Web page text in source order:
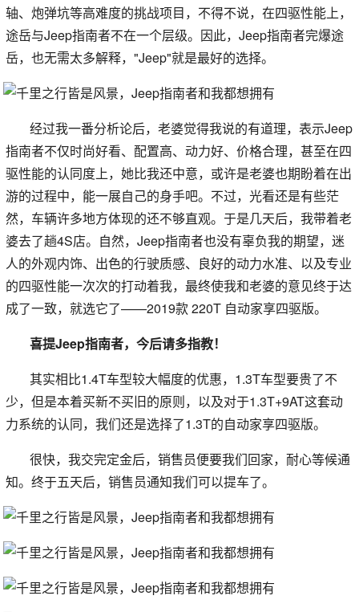
轴、炮弹坑等高难度的挑战项目，不得不说，在四驱性能上，
途岳与Jeep指南者不在一个层级。因此，Jeep指南者完爆途
岳，也无需太多解释，"Jeep"就是最好的选择。
经过我一番分析论后，老婆觉得我说的有道理，表示Jeep
指南者不仅时尚好看、配置高、动力好、价格合理，甚至在四
驱性能的认同度上，她比我还中意，或许是老婆也期盼着在出
游的过程中，能一展自己的身手吧。不过，光看还是有些茫
然，车辆许多地方体现的还不够直观。于是几天后，我带着老
婆去了趟4S店。自然，Jeep指南者也没有辜负我的期望，迷
人的外观内饰、出色的行驶质感、良好的动力水准、以及专业
的四驱性能一次次的打动着我，最终使我和老婆的意见终于达
成了一致，就选它了——2019款 220T 自动家享四驱版。
喜提Jeep指南者，今后请多指教！
其实相比1.4T车型较大幅度的优惠，1.3T车型要贵了不
少，但是本着买新不买旧的原则，以及对于1.3T+9AT这套动
力系统的认同，我们还是选择了1.3T的自动家享四驱版。
很快，我交完定金后，销售员便要我们回家，耐心等候通
知。终于五天后，销售员通知我们可以提车了。